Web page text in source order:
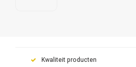
Kwaliteit producten